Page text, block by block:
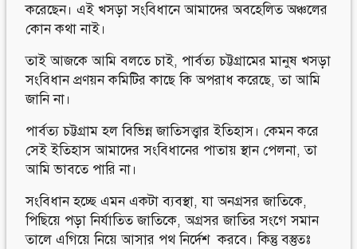
করেছেন। এই খসড়া সংবিধানে আমাদের অবহেলিত অঞ্চলের
কোন কথা নাই।
তাই আজকে আমি বলতে চাই, পার্বত্য চট্টগ্রামের মানুষ খসড়া
সংবিধান প্রণয়ন কমিটির কাছে কি অপরাধ করেছে, তা আমি
জানি না।
পার্বত্য চট্টগ্রাম হল বিভিন্ন জাতিসত্ত্বার ইতিহাস। কেমন করে
সেই ইতিহাস আমাদের সংবিধানের পাতায় স্থান পেলনা, তা
আমি ভাবতে পারি না।
সংবিধান হচ্ছে এমন একটা ব্যবস্থা, যা অনগ্রসর জাতিকে,
পিছিয়ে পড়া নির্যাতিত জাতিকে, অগ্রসর জাতির সংগে সমান
তালে এগিয়ে নিয়ে আসার পথ নির্দেশ করবে। কিন্তু বস্তুতঃ